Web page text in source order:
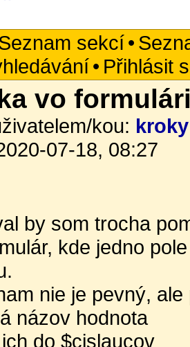
sekcí•
• Přihlásit
vo
kou: kroky
07-18, 08:27
by som trocha
kde jedno
nie je pevný,
názov hodnota
do $cislaucov